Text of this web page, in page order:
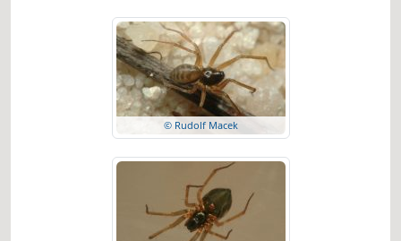
© Rudolf Macek